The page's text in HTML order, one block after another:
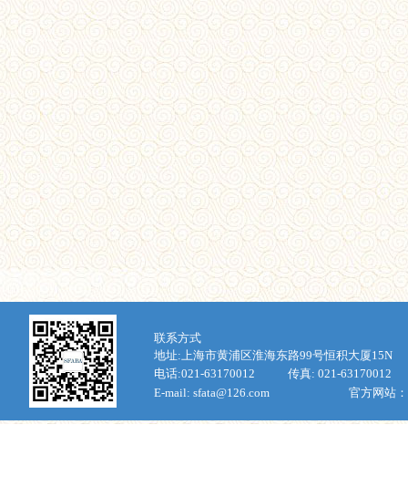
联系方式
地址:上海市黄浦区淮海东路99号恒积大厦15N
电话:021-63170012 传真: 021-63170012
E-mail: sfata@126.com 官方网站：